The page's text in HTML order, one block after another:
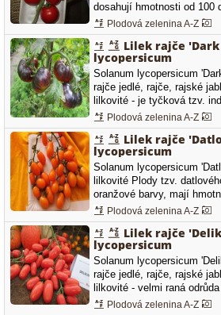
dosahují hmotnosti od 100
zejména pro svoji chuť,
plísni.
Plodová zelenina A-Z
Lilek rajče 'Dark
lycopersicum
Solanum lycopersicum
rajče jedlé, rajče, rajské
lilkovité - je tyčková tzv.
překladu znamená tzv.
státu Kalifornie - plody
zbarvením indigo a
žlutým žíháním…
Plodová zelenina A-Z
Lilek rajče
lycopersicum
Solanum lycopersicum
lilkovité Plody tzv.
oranžové barvy, mají
velice atraktivní na vzhled
Plodová zelenina A-Z
Lilek rajče
lycopersicum
Solanum lycopersicum
rajče jedlé, rajče, rajské
lilkovité - velmi raná
fóliovník nebo pole - plody
Plodová zelenina A-Z